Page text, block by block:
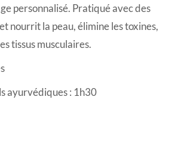
personnalisé. Pratiqué avec des
nourrit la peau, élimine les toxines,
tissus musculaires.
ayurvédiques : 1h30